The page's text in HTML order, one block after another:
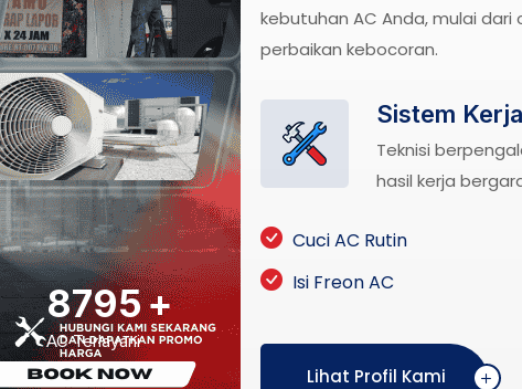
8795+
AC Terlayani
kebutuhan AC Anda, mulai dari
perbaikan kebocoran.
Sistem
Teknisi
hasil kerja
Cuci AC Rutin
Isi Freon AC
Lihat Profil Kami